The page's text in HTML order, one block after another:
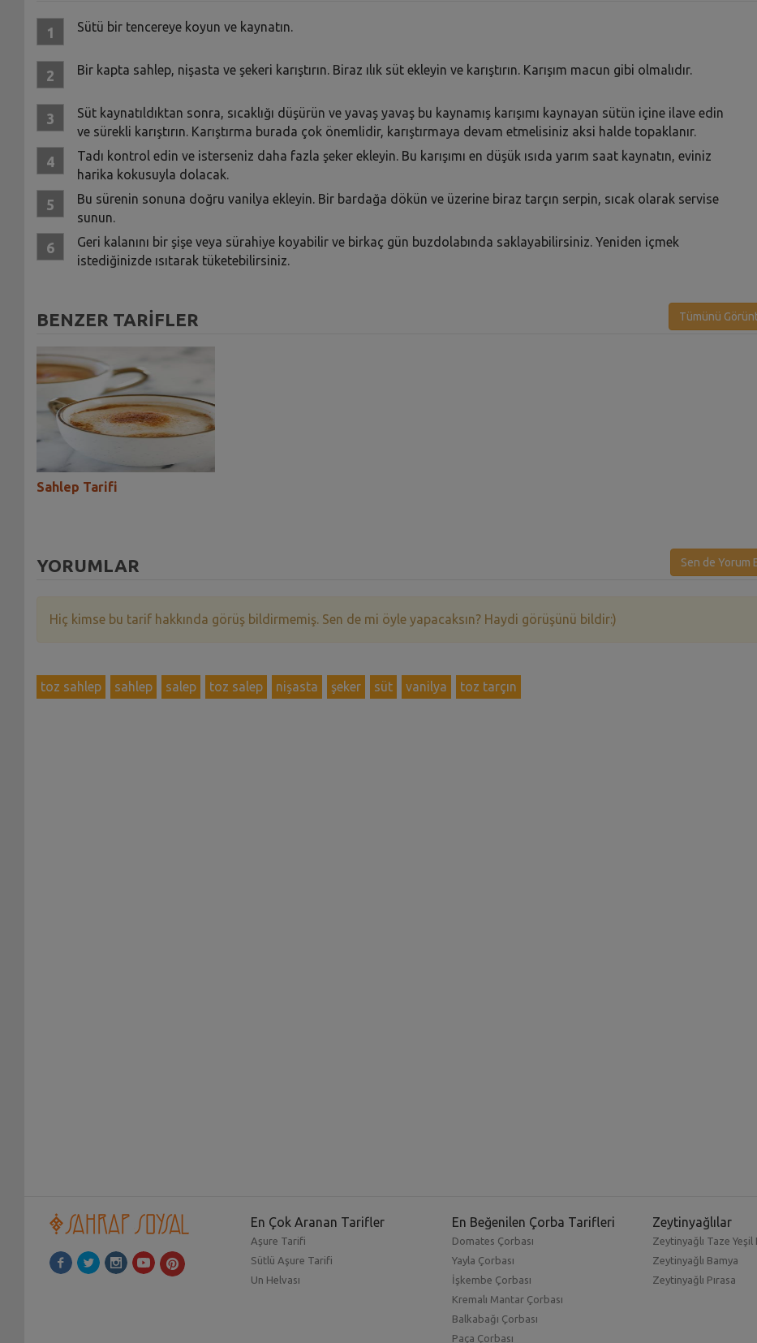
Sütü bir tencereye koyun ve kaynatın.
Bir kapta sahlep, nişasta ve şekeri karıştırın. Biraz ılık süt ekleyin ve karıştırın. Karışım macun gibi olmalıdır.
Süt kaynatıldıktan sonra, sıcaklığı düşürün ve yavaş yavaş bu kaynamış karışımı kaynayan sütün içine ilave edin
ve sürekli karıştırın. Karıştırma burada çok önemlidir, karıştırmaya devam etmelisiniz aksi halde topaklanır.
Tadı kontrol edin ve isterseniz daha fazla şeker ekleyin. Bu karışımı en düşük ısıda yarım saat kaynatın, eviniz
harika kokusuyla dolacak.
Bu sürenin sonuna doğru vanilya ekleyin. Bir bardağa dökün ve üzerine biraz tarçın serpin, sıcak olarak servise
sunun.
Geri kalanını bir şişe veya sürahiye koyabilir ve birkaç gün buzdolabında saklayabilirsiniz. Yeniden içmek
istediğinizde ısıtarak tüketebilirsiniz.
BENZER TARİFLER Tümünü
Sahlep Tarifi
YORUMLAR Sen de Yorum
Hiç kimse bu tarif hakkında görüş bildirmemiş. Sen de mi öyle yapacaksın? Haydi görüşünü bildir:)
toz sahlep sahlep salep toz salep nişasta şeker süt vanilya toz tarçın
En Çok Aranan Tarifler
Aşure Tarifi
Sütlü Aşure Tarifi
Un Helvası
En Beğenilen Çorba Tarifleri
Domates Çorbası
Yayla Çorbası
İşkembe Çorbası
Kremalı Mantar Çorbası
Balkabağı Çorbası
Paça Çorbası
Zeytinyağlılar
Zeytinyağlı Taze Yeşil
Zeytinyağlı Bamya
Zeytinyağlı Pırasa